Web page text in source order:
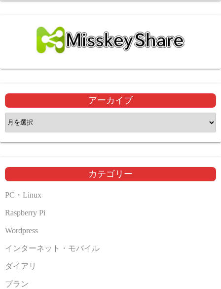
アーカイブ
ア
ー
カ
ブ
カテゴリー
PC・Linux
Raspberry Pi
Wordpress
インターネット・モバイル
ダイアリ
ブラン